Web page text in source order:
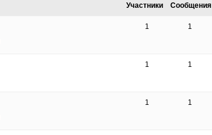
Участники Сообщения
1 1
1 1
1 1